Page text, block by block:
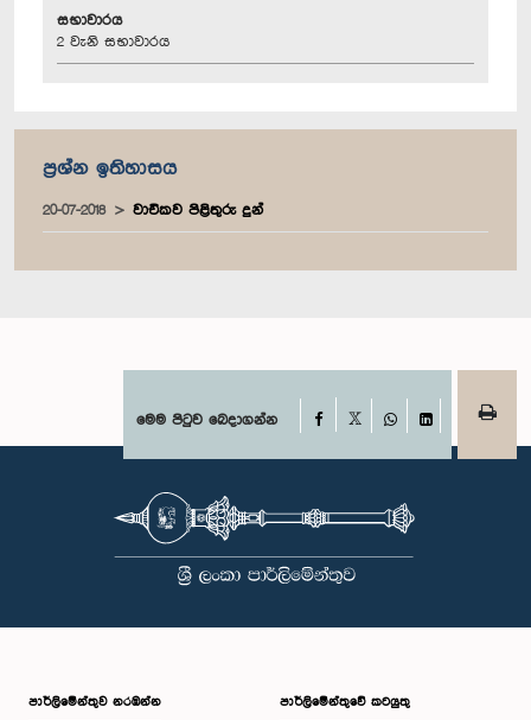
සභාවාරය
2 වැනි සභාවාරය
ප්‍රශ්න ඉතිහාසය
20-07-2018 වාචිකව පිළිතුරු දුන්
මෙම පිටුව බෙදාගන්න Facebook
WhatsAppLinkedIn
පාර්ලි‌මේන්තුව නරඹන්න පාර්ලිමේන්තුවේ කටයුතු